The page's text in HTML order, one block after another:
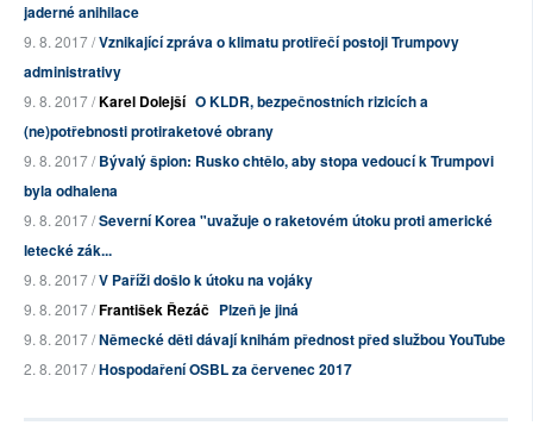
jaderné anihilace
9. 8. 2017 /Vznikající zpráva o klimatu protiřečí postoji Trumpovy
administrativy
9. 8. 2017 /Karel Dolejší O KLDR, bezpečnostních rizicích a
(ne)potřebnosti protiraketové obrany
9. 8. 2017 /Bývalý špion: Rusko chtělo, aby stopa vedoucí k Trumpovi
byla odhalena
9. 8. 2017 /Severní Korea "uvažuje o raketovém útoku proti americké
letecké zák...
9. 8. 2017 /V Paříži došlo k útoku na vojáky
9. 8. 2017 /František Řezáč Plzeň je jiná
9. 8. 2017 /Německé děti dávají knihám přednost před službou YouTube
2. 8. 2017 /Hospodaření OSBL za červenec 2017